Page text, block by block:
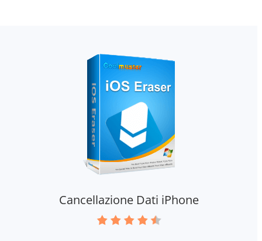
Cancellazione Dati iPhone